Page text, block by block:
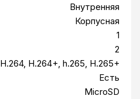
Внутренняя
Корпусная
1
2
H.264, H.264+, h.265, H.265+
Есть
MicroSD